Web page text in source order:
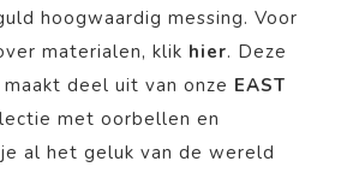
hoogwaardig messing. Voor
materialen, klik hier. Deze
deel uit van onze EAST
met oorbellen en
al het geluk van de wereld